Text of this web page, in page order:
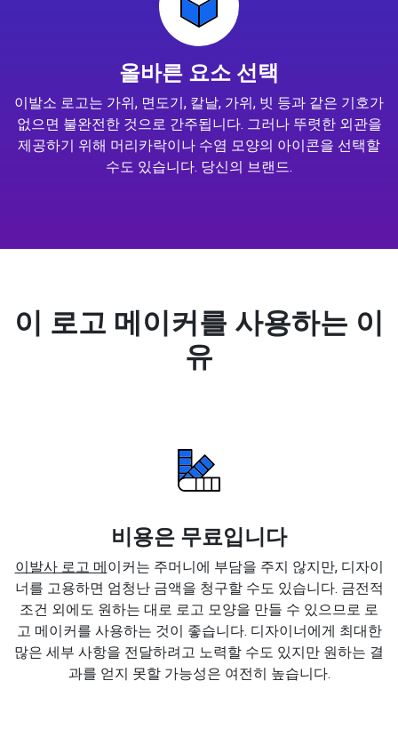
올바른 요소 선택
이발소 로고는 가위, 면도기, 칼날, 가위, 빗 등과 같은 기호가
없으면 불완전한 것으로 간주됩니다. 그러나 뚜렷한 외관을
제공하기 위해 머리카락이나 수염 모양의 아이콘을 선택할
수도 있습니다. 당신의 브랜드.
이 로고 메이커를 사용하는 이
유
비용은 무료입니다
이발사 로고 메이커는 주머니에 부담을 주지 않지만, 디자이
너를 고용하면 엄청난 금액을 청구할 수도 있습니다. 금전적
조건 외에도 원하는 대로 로고 모양을 만들 수 있으므로 로
고 메이커를 사용하는 것이 좋습니다. 디자이너에게 최대한
많은 세부 사항을 전달하려고 노력할 수도 있지만 원하는 결
과를 얻지 못할 가능성은 여전히 높습니다.